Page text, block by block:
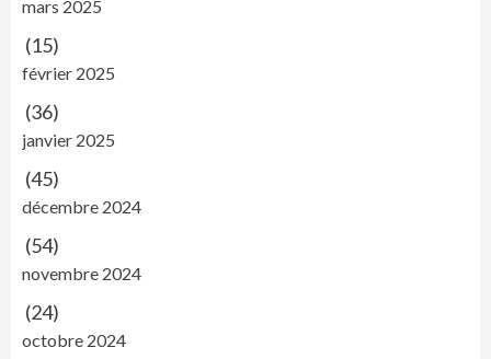
mars 2025
(15)
février 2025
(36)
janvier 2025
(45)
décembre 2024
(54)
novembre 2024
(24)
octobre 2024